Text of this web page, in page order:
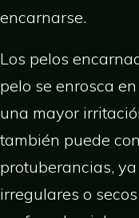
encarnarse.
Los pelos
pelo se enrosca
una mayor
también puede
protuberancias,
irregulares o